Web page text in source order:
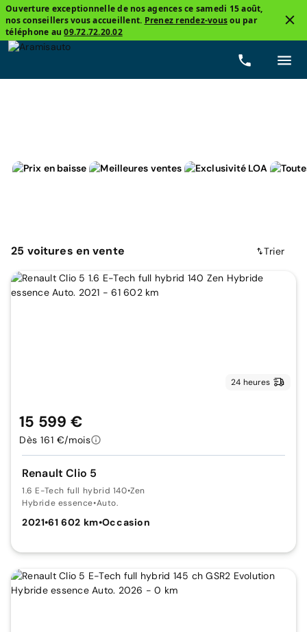
Ouverture exceptionnelle de nos agences ce samedi 15 août,
nos conseillers vous accueillent. Prenez rendez-vousou par
téléphone au09.72.72.20.02
Prix
25 voitures en vente Trier
24 heures
Renault Clio 5
1.6 E-Tech full hybrid 140•Zen
Hybride essence•Auto.
2021•61 602 km•Occasion
15 599 €
Dès 161 €/mois